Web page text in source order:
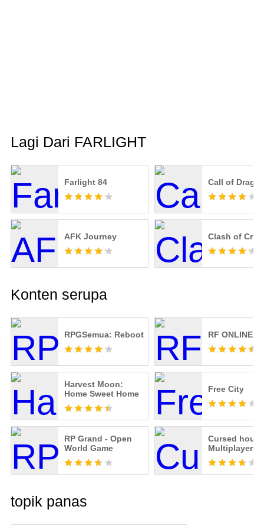
Lagi Dari FARLIGHT
Farlight 84 Call of
AFK Journey Clash of
Konten serupa
RPGSemua: Reboot RF ONLINE
Harvest Moon:
Home Sweet Home
Free City
RP Grand - Open
World Game
Cursed house
topik panas